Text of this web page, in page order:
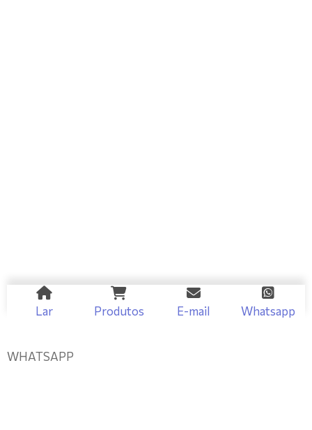
Lar Produtos E-mail Whatsapp
WHATSAPP